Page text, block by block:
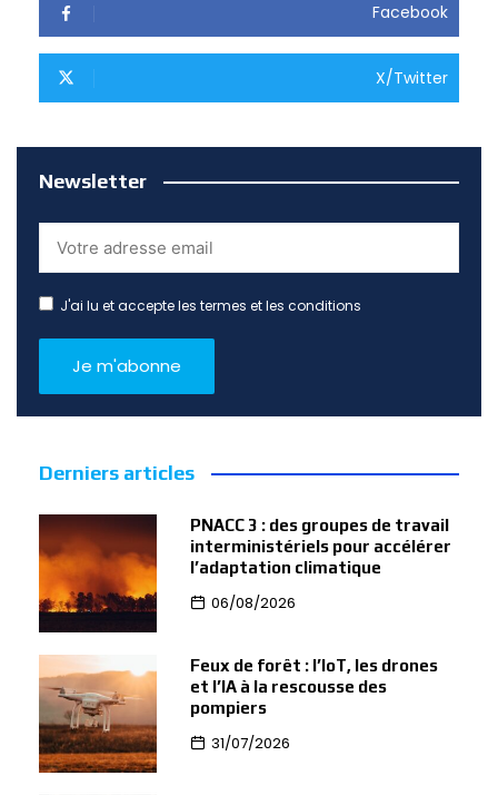
Facebook
X/Twitter
Newsletter
J'ai lu et accepte les termes et les conditions
Derniers articles
PNACC 3 : des groupes de travail
interministériels pour accélérer
l’adaptation climatique
06/08/2026
Feux de forêt : l’IoT, les drones
et l’IA à la rescousse des
pompiers
31/07/2026